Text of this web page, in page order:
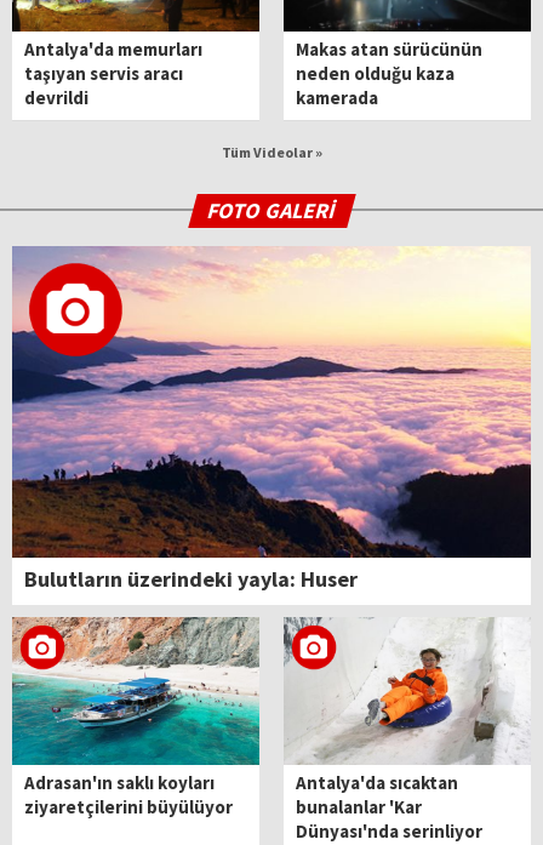
Antalya'da memurları
taşıyan servis aracı
devrildi
Makas atan sürücünün
neden olduğu kaza
kamerada
Tüm Videolar »
FOTO GALERİ
Bulutların üzerindeki yayla: Huser
Adrasan'ın saklı koyları
ziyaretçilerini büyülüyor
Antalya'da sıcaktan
bunalanlar 'Kar
Dünyası'nda serinliyor